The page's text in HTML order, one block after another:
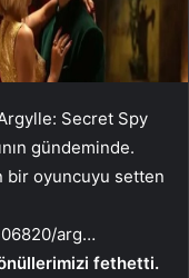
Secret Spy
gündeminde.
bir oyuncuyu setten
arg…
fethetti.